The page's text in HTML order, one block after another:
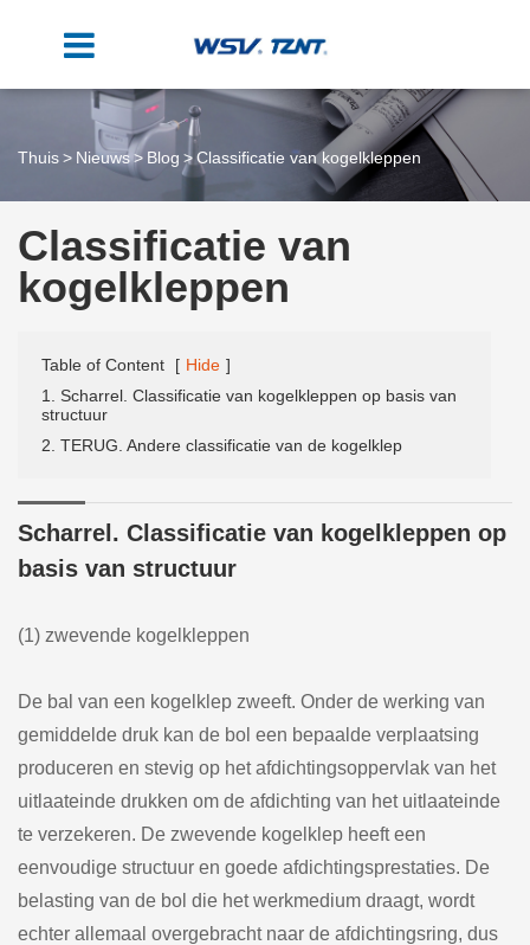
Thuis Nieuws Blog Classificatie van kogelkleppen
Classificatie van
kogelkleppen
Table of Content [ Hide ]
1. Scharrel. Classificatie van kogelkleppen op basis van
structuur
2. TERUG. Andere classificatie van de kogelklep
Scharrel. Classificatie van kogelkleppen op
basis van structuur
(1) zwevende kogelkleppen
De bal van een kogelklep zweeft. Onder de werking van
gemiddelde druk kan de bol een bepaalde verplaatsing
produceren en stevig op het afdichtingsoppervlak van het
uitlaateinde drukken om de afdichting van het uitlaateinde
te verzekeren. De zwevende kogelklep heeft een
eenvoudige structuur en goede afdichtingsprestaties. De
belasting van de bol die het werkmedium draagt, wordt
echter allemaal overgebracht naar de afdichtingsring, dus